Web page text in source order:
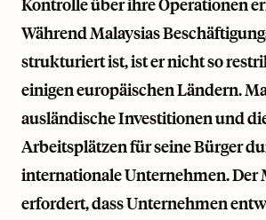
Kontrolle über ihre Operationen
Während Malaysias
strukturiert ist, ist er nicht so
einigen europäischen Ländern.
ausländische Investitionen und
Arbeitsplätzen für seine Bürger
internationale Unternehmen.
erfordert, dass Unternehmen